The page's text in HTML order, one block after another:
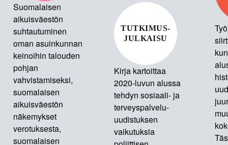
Suomalaisen
aikuisväestön
suhtautuminen
oman asuinkunnan
keinoihin talouden
pohjan
vahvistamiseksi,
suomalaisen
aikuisväestön
näkemykset
verotuksesta,
suomalaisen
TUTKIMUS-
JULKAISU
Kirja kartoittaa
2020-luvun alussa
tehdyn sosiaali- ja
terveyspalvelu-
uudistuksen
vaikutuksia